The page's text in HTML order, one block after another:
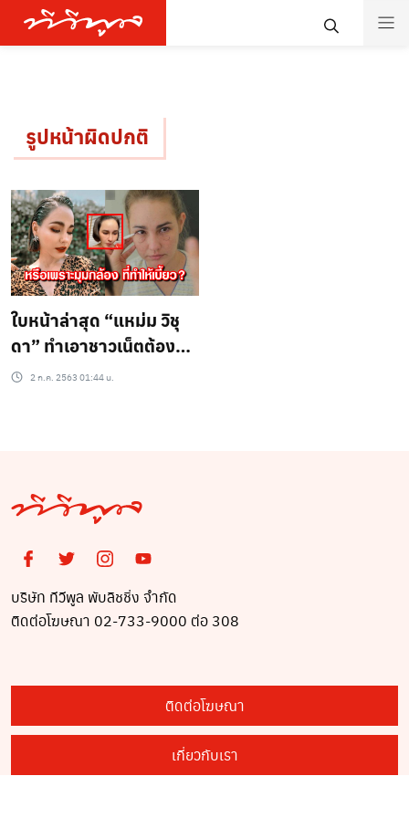
รูปหน้าผิดปกติ
ใบหน้าล่าสุด “แหม่ม วิชุ
ดา” ทำเอาชาวเน็ตต้องทัก
รูปหน้าผิดปกติ!!
2 ก.ค. 2563 01:44 น.
บริษัท ทีวีพูล พับลิชชิ่ง จำกัด
ติดต่อโฆษณา 02-733-9000 ต่อ 308
ติดต่อโฆษณา
เกี่ยวกับเรา